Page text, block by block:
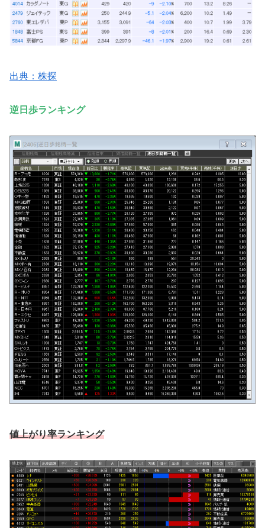
出典：株探
逆日歩ランキング
値上がり率ランキング